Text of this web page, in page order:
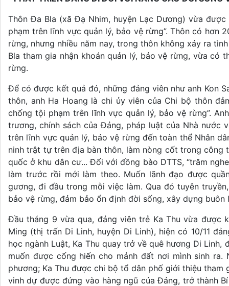
Thôn Đa Bla (xã Đạ Nhim, huyện Lạc Dương) vừa
phạm trên lĩnh vực quản lý, bảo vệ rừng”. Thôn có hơn
rừng, nhưng nhiều năm nay, trong thôn không xảy ra
Bla tham gia nhận khoán quản lý, bảo vệ rừng, vừa
rừng.
Để có được kết quả đó, những đảng viên như anh Kon
thôn, anh Ha Hoang là chi ủy viên của Chi bộ thôn
chống tội phạm trên lĩnh vực quản lý, bảo vệ rừng”.
trương, chính sách của Đảng, pháp luật của Nhà
trên lĩnh vực quản lý, bảo vệ rừng đến toàn thể Nhân
ninh trật tự trên địa bàn thôn, làm nòng cốt trong công
quốc ở khu dân cư... Đối với đồng bào DTTS, “trăm
làm trước rồi mới làm theo. Muốn lãnh đạo được
gương, đi đầu trong mỗi việc làm. Qua đó tuyên
bảo vệ rừng, đảm bảo ổn định đời sống, xây dựng buôn
Đầu tháng 9 vừa qua, đảng viên trẻ Ka Thu vừa được
Ming (thị trấn Di Linh, huyện Di Linh), hiện có 10/11
học ngành Luật, Ka Thu quay trở về quê hương Di
muốn được cống hiến cho mảnh đất nơi mình sinh
phương; Ka Thu được chi bộ tổ dân phố giới thiệu
vinh dự được đứng vào hàng ngũ của Đảng, trở thành